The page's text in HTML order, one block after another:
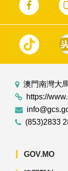
澳門南灣大
https://
(853)2833
GOV.MO